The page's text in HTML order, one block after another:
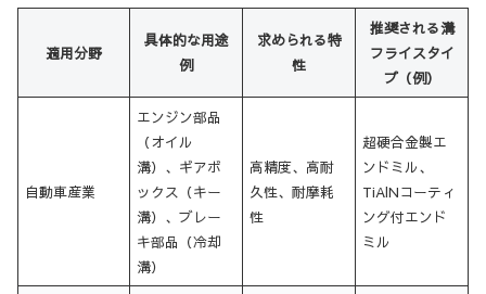
適用分野
具体的な用途
例
求められる特
性
推奨される溝
フライスタイ
プ（例）
自動車産業
エンジン部品
（オイル
溝）、ギアボ
ックス（キー
溝）、ブレー
キ部品（冷却
溝）
高精度、高耐
久性、耐摩耗
性
超硬合金製エ
ンドミル、
TiAlNコーティ
ング付エンド
ミル